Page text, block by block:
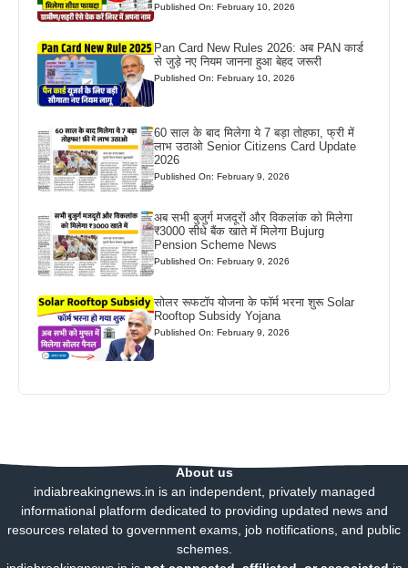
Published On: February 10, 2026
Pan Card New Rules 2026: अब PAN कार्ड
से जुड़े नए नियम जानना हुआ बेहद जरूरी
Published On: February 10, 2026
60 साल के बाद मिलेगा ये 7 बड़ा तोहफा, फ्री में
लाभ उठाओ Senior Citizens Card Update
2026
Published On: February 9, 2026
अब सभी बुजुर्ग मजदूरों और विकलांक को मिलेगा
₹3000 सीधे बैंक खाते में मिलेगा Bujurg
Pension Scheme News
Published On: February 9, 2026
सोलर रूफटॉप योजना के फॉर्म भरना शुरू Solar
Rooftop Subsidy Yojana
Published On: February 9, 2026
About us
indiabreakingnews.in is an independent, privately managed
informational platform dedicated to providing updated news and
resources related to government exams, job notifications, and public
schemes.